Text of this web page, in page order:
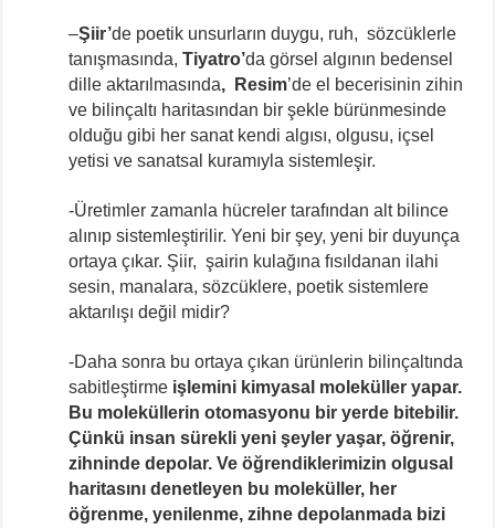
–Şiir’de poetik unsurların duygu, ruh, sözcüklerle
tanışmasında,Tiyatro’da görsel algının bedensel
dille aktarılmasında, Resim’de el becerisinin zihin
ve bilinçaltı haritasından bir şekle bürünmesinde
olduğu gibi her sanat kendi algısı, olgusu, içsel
yetisi ve sanatsal kuramıyla sistemleşir.
-Üretimler zamanla hücreler tarafından alt bilince
alınıp sistemleştirilir. Yeni bir şey, yeni bir duyunça
ortaya çıkar. Şiir, şairin kulağına fısıldanan ilahi
sesin, manalara, sözcüklere, poetik sistemlere
aktarılışı değil midir?
-Daha sonra bu ortaya çıkan ürünlerin bilinçaltında
sabitleştirme işlemini kimyasal moleküller yapar.
Bu moleküllerin otomasyonu bir yerde bitebilir.
Çünkü insan sürekli yeni şeyler yaşar, öğrenir,
zihninde depolar. Ve öğrendiklerimizin olgusal
haritasını denetleyen bu moleküller, her
öğrenme, yenilenme, zihne depolanmada bizi